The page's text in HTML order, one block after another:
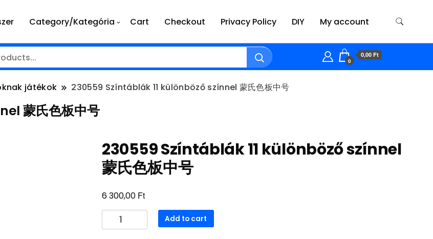
Category/Kategória Cart Checkout Privacy Policy DIY My account
0
0,00 Ft
játékok 230559 Színtáblák 11 különböző színnel 蒙氏色板中号
蒙氏色板中号
230559 Színtáblák 11 különböző színnel
蒙氏色板中号
6 300,00 Ft
230559
Színtáblák
Add to cart